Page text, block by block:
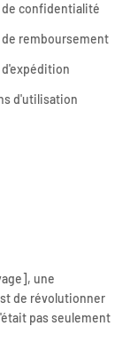
confidentialité
remboursement
d'utilisation
une
de révolutionner
pas seulement